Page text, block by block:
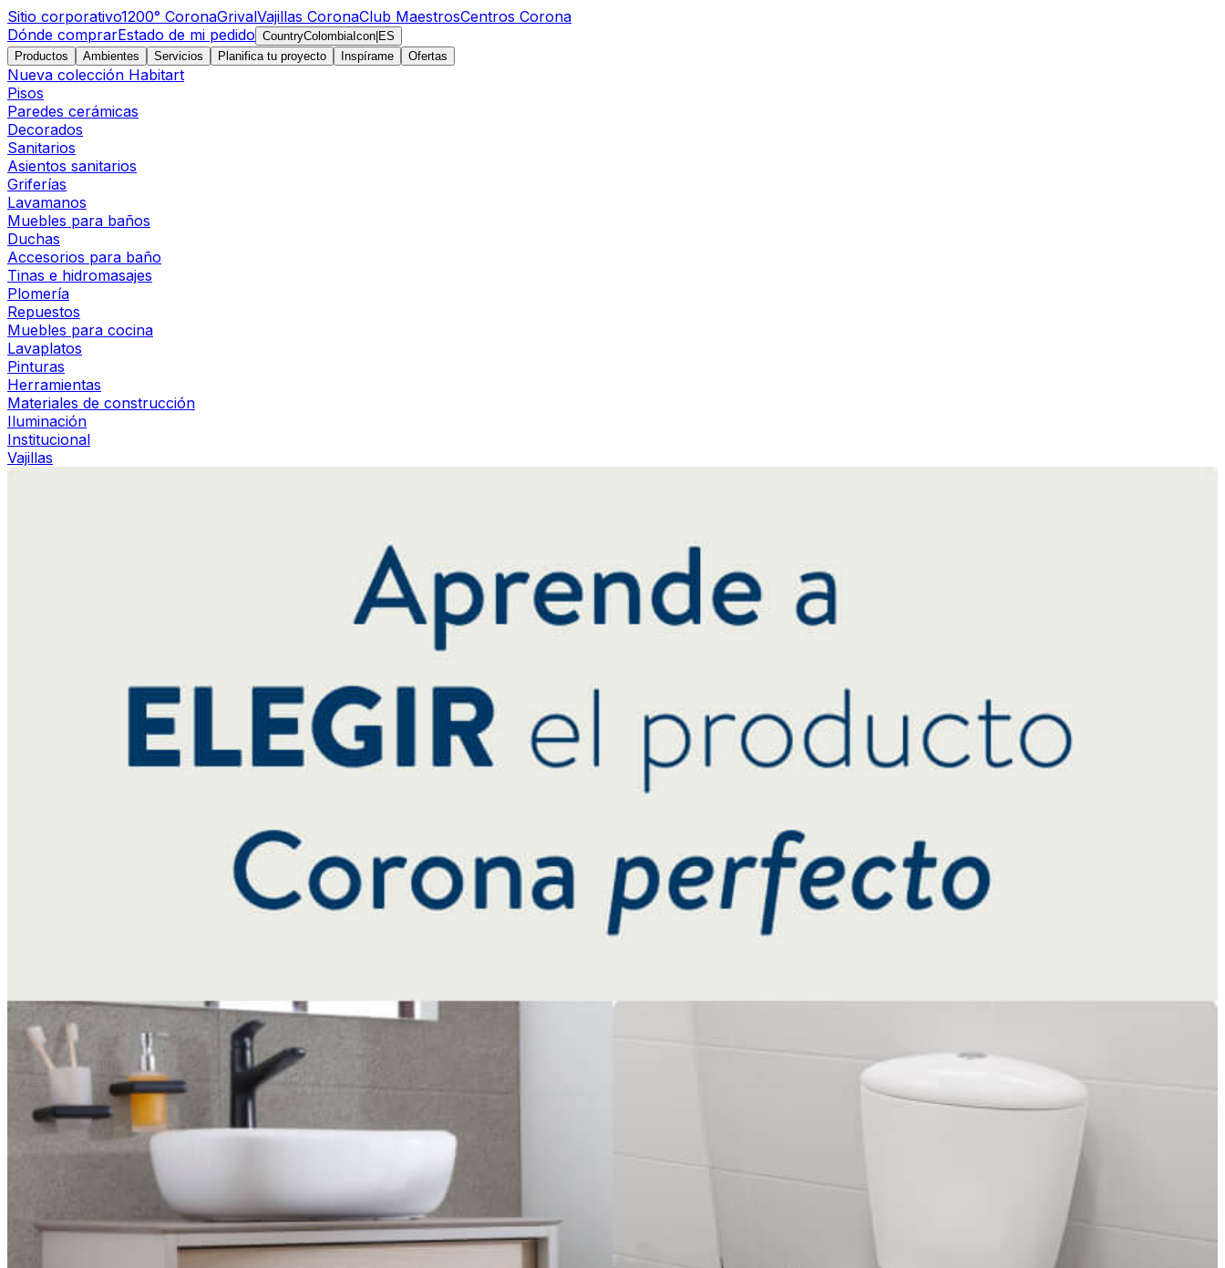
Sitio corporativo1200° CoronaGrivalVajillas CoronaClub MaestrosCentros Corona
Dónde comprarEstado de mi pedido CountryColombiaIcon ES
Productos
Ambientes Servicios Planifica tu proyecto Inspírame Ofertas
Nueva colección Habitart
Pisos
Paredes cerámicas
Decorados
Sanitarios
Asientos sanitarios
Griferías
Lavamanos
Muebles para baños
Duchas
Accesorios para baño
Tinas e hidromasajes
Plomería
Repuestos
Muebles para cocina
Lavaplatos
Pinturas
Herramientas
Materiales de construcción
Iluminación
Institucional
Vajillas